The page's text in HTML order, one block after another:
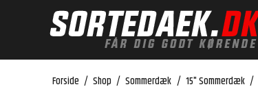
Forside / Shop / Sommerdæk / 15" Sommerdæk /